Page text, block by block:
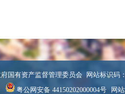
国有资产监督管理委员会 网站标识码
粤公网安备 44150202000004号 网